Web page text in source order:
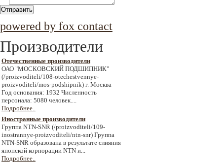
Отправить
powered by fox contact
Производители
Отечественные производители
ОАО "МОСКОВСКИЙ ПОДШИПНИК"
(/proizvoditeli/108-otechestvennye-
proizvoditeli/mos-podshipnik) г. Москва
Год основания: 1932 Численность
персонала: 5080 человек....
Подробнее..
Иностранные производители
Группа NTN-SNR (/proizvoditeli/109-
inostrannye-proizvoditeli/ntn-snr) Группа
NTN-SNR образована в результате слияния
японской корпорации NTN и...
Подробнее..